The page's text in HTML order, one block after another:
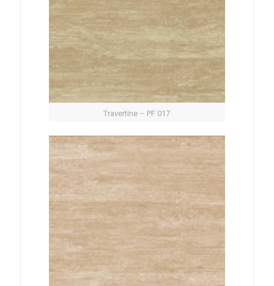
Travertine – PF 017